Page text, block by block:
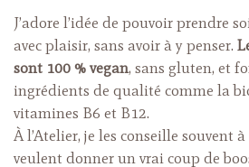
J’adore l’idée de pouvoir prendre
avec plaisir, sans avoir à y penser.
sont 100 % vegan, sans gluten, et
ingrédients de qualité comme la
vitamines B6 et B12.
À l’Atelier, je les conseille souvent
veulent donner un vrai coup de